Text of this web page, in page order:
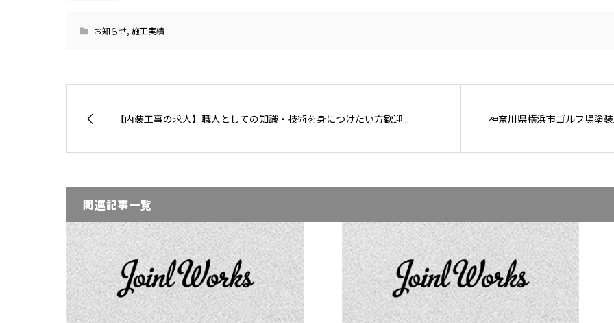
お知らせ, 施工実績
【内装工事の求人】職人としての知識・技術を身につけたい方歓迎... 神奈川県横浜市ゴルフ場塗
関連記事一覧